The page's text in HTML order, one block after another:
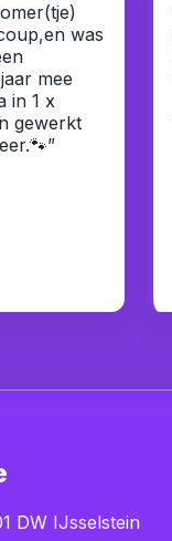
was
mee
in 1 x
gewerkt
DW IJsselstein